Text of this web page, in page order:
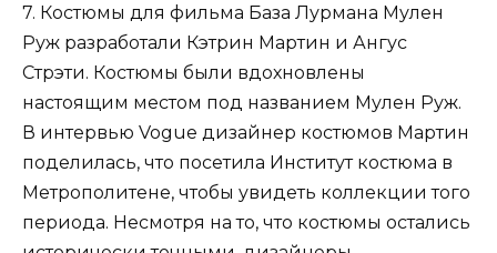
7. Костюмы для фильма База Лурмана Мулен
Руж разработали Кэтрин Мартин и Ангус
Стрэти. Костюмы были вдохновлены
настоящим местом под названием Мулен Руж.
В интервью Vogue дизайнер костюмов Мартин
поделилась, что посетила Институт костюма в
Метрополитене, чтобы увидеть коллекции того
периода. Несмотря на то, что костюмы остались